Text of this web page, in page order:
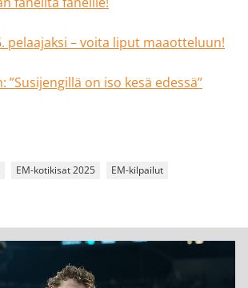
pelaajaksi – voita liput maaotteluun!
”Susijengillä on iso kesä edessä”
EM-kotikisat 2025 EM-kilpailut